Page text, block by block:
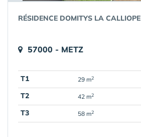
RÉSIDENCE DOMITYS LA CALLIOPE
57000 - METZ
T1 29 m2
T2
42 m2
T3
58 m2